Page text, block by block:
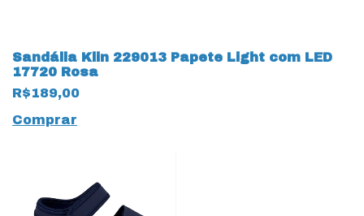
Sandália Klin 229013 Papete Light com LED
17720 Rosa
R$189,00
Comprar